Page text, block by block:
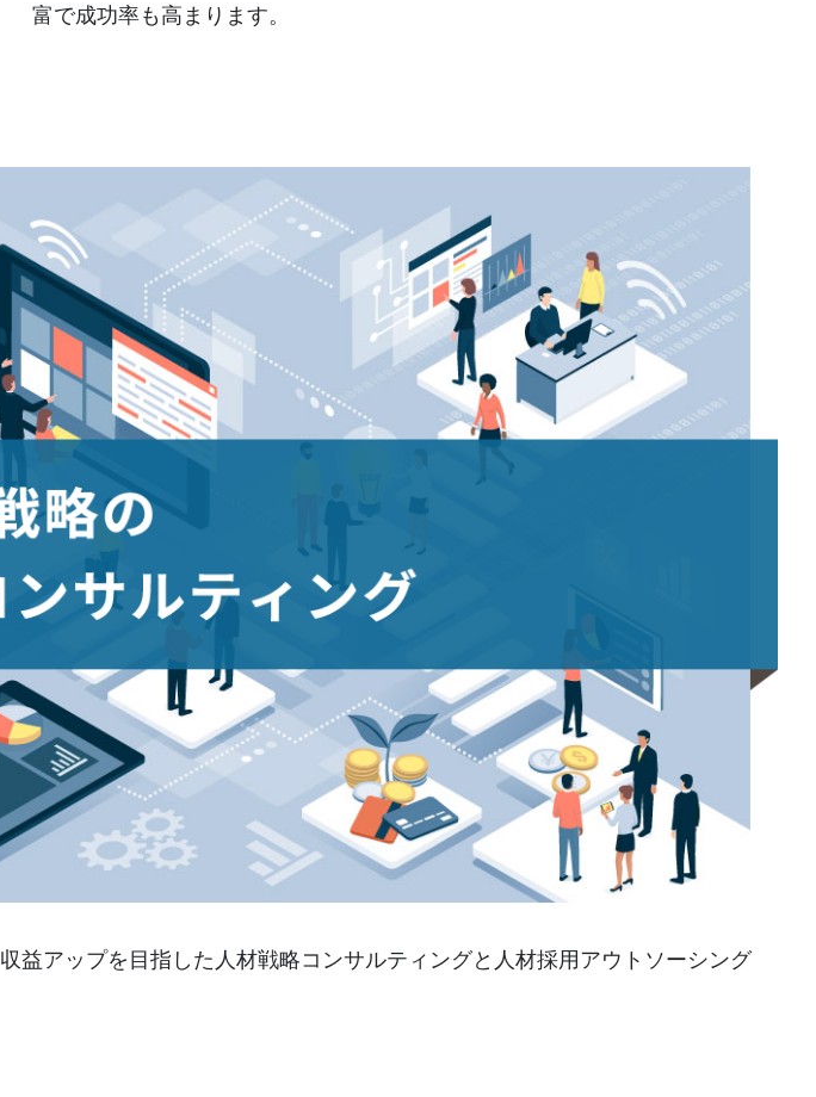
富で成功率も高まります。
益アップを目指した人材戦略コンサルティングと人材採用アウトソーシング